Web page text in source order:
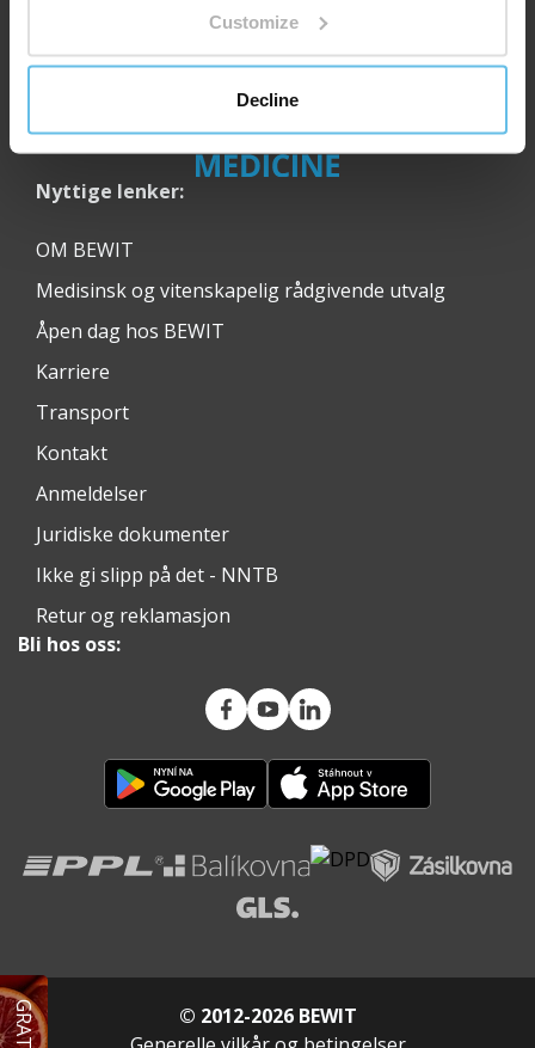
Customize
Decline
Nyttige lenker:
OM BEWIT
Medisinsk og vitenskapelig rådgivende utvalg
Åpen dag hos BEWIT
Karriere
Transport
Kontakt
Anmeldelser
Juridiske dokumenter
Ikke gi slipp på det - NNTB
Retur og reklamasjon
Bli hos oss:
© 2012-2026 BEWIT